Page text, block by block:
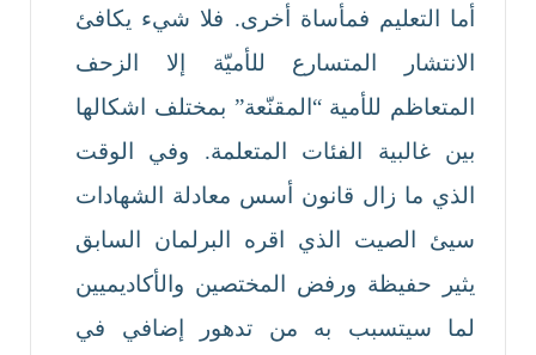
أما التعليم فمأساة أخرى. فلا شيء يكافئ
الانتشار المتسارع للأميّة إلا الزحف
المتعاظم للأمية “المقنّعة” بمختلف اشكالها
بين غالبية الفئات المتعلمة. وفي الوقت
الذي ما زال قانون أسس معادلة الشهادات
سيئ الصيت الذي اقره البرلمان السابق
يثير حفيظة ورفض المختصين والأكاديميين
لما سيتسبب به من تدهور إضافي في